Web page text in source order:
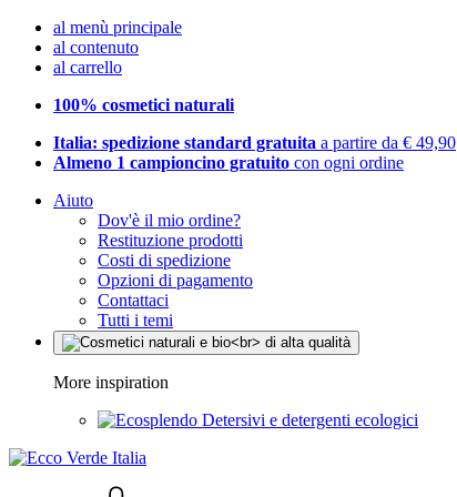
al menù principale
al contenuto
al carrello
100% cosmetici naturali
Italia: spedizione standard gratuita a partire da € 49,90
Almeno 1 campioncino gratuito con ogni ordine
Aiuto
Dov'è il mio ordine?
Restituzione prodotti
Costi di spedizione
Opzioni di pagamento
Contattaci
Tutti i temi
More inspiration
Detersivi e detergenti ecologici